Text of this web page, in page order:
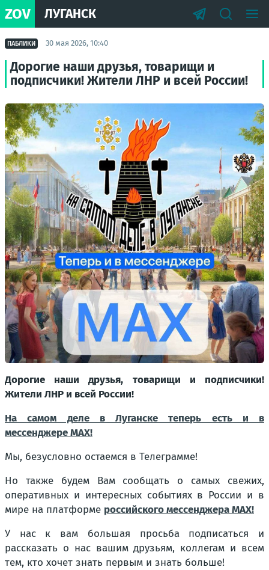
ZOV ЛУГАНСК
ПАБЛИКИ 30 мая 2026, 10:40
Дорогие наши друзья, товарищи и
подписчики! Жители ЛНР и всей России!
Дорогие наши друзья, товарищи и подписчики!
Жители ЛНР и всей России!
На самом деле в Луганске теперь есть и в
мессенджере MAX!
Мы, безусловно остаемся в Телеграмме!
Но также будем Вам сообщать о самых свежих,
оперативных и интересных событиях в России и в
мире на платформе российского мессенджера MAX!
У нас к вам большая просьба подписаться и
рассказать о нас вашим друзьям, коллегам и всем
тем, кто хочет знать первым и знать больше!